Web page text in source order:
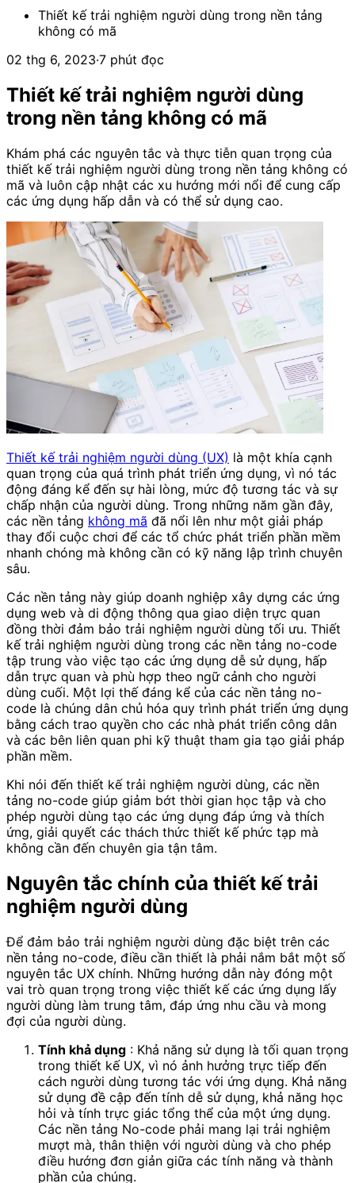
Thiết kế trải nghiệm người dùng trong nền tảng
không có mã
02 thg 6, 2023·7 phút đọc
Thiết kế trải nghiệm người dùng
trong nền tảng không có mã
Khám phá các nguyên tắc và thực tiễn quan trọng của
thiết kế trải nghiệm người dùng trong nền tảng không có
mã và luôn cập nhật các xu hướng mới nổi để cung cấp
các ứng dụng hấp dẫn và có thể sử dụng cao.
Thiết kế trải nghiệm người dùng (UX) là một khía cạnh
quan trọng của quá trình phát triển ứng dụng, vì nó tác
động đáng kể đến sự hài lòng, mức độ tương tác và sự
chấp nhận của người dùng. Trong những năm gần đây,
các nền tảng không mã đã nổi lên như một giải pháp
thay đổi cuộc chơi để các tổ chức phát triển phần mềm
nhanh chóng mà không cần có kỹ năng lập trình chuyên
sâu.
Các nền tảng này giúp doanh nghiệp xây dựng các ứng
dụng web và di động thông qua giao diện trực quan
đồng thời đảm bảo trải nghiệm người dùng tối ưu. Thiết
kế trải nghiệm người dùng trong các nền tảng no-code
tập trung vào việc tạo các ứng dụng dễ sử dụng, hấp
dẫn trực quan và phù hợp theo ngữ cảnh cho người
dùng cuối. Một lợi thế đáng kể của các nền tảng no-
code là chúng dân chủ hóa quy trình phát triển ứng dụng
bằng cách trao quyền cho các nhà phát triển công dân
và các bên liên quan phi kỹ thuật tham gia tạo giải pháp
phần mềm.
Khi nói đến thiết kế trải nghiệm người dùng, các nền
tảng no-code giúp giảm bớt thời gian học tập và cho
phép người dùng tạo các ứng dụng đáp ứng và thích
ứng, giải quyết các thách thức thiết kế phức tạp mà
không cần đến chuyên gia tận tâm.
Nguyên tắc chính của thiết kế trải
nghiệm người dùng
Để đảm bảo trải nghiệm người dùng đặc biệt trên các
nền tảng no-code, điều cần thiết là phải nắm bắt một số
nguyên tắc UX chính. Những hướng dẫn này đóng một
vai trò quan trọng trong việc thiết kế các ứng dụng lấy
người dùng làm trung tâm, đáp ứng nhu cầu và mong
đợi của người dùng.
Tính khả dụng : Khả năng sử dụng là tối quan trọng
trong thiết kế UX, vì nó ảnh hưởng trực tiếp đến
cách người dùng tương tác với ứng dụng. Khả năng
sử dụng đề cập đến tính dễ sử dụng, khả năng học
hỏi và tính trực giác tổng thể của một ứng dụng.
Các nền tảng No-code phải mang lại trải nghiệm
mượt mà, thân thiện với người dùng và cho phép
điều hướng đơn giản giữa các tính năng và thành
phần của chúng.